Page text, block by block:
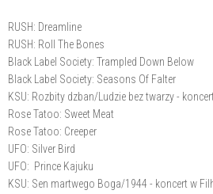
RUSH: Dreamline
RUSH: Roll The Bones
Black Label Society: Trampled Down Below
Black Label Society: Seasons Of Falter
KSU: Rozbity dzban/Ludzie bez twarzy -
Rose Tatoo: Sweet Meat
Rose Tatoo: Creeper
UFO: Silver Bird
UFO: Prince Kajuku
KSU: Sen martwego Boga/1944 - koncert w